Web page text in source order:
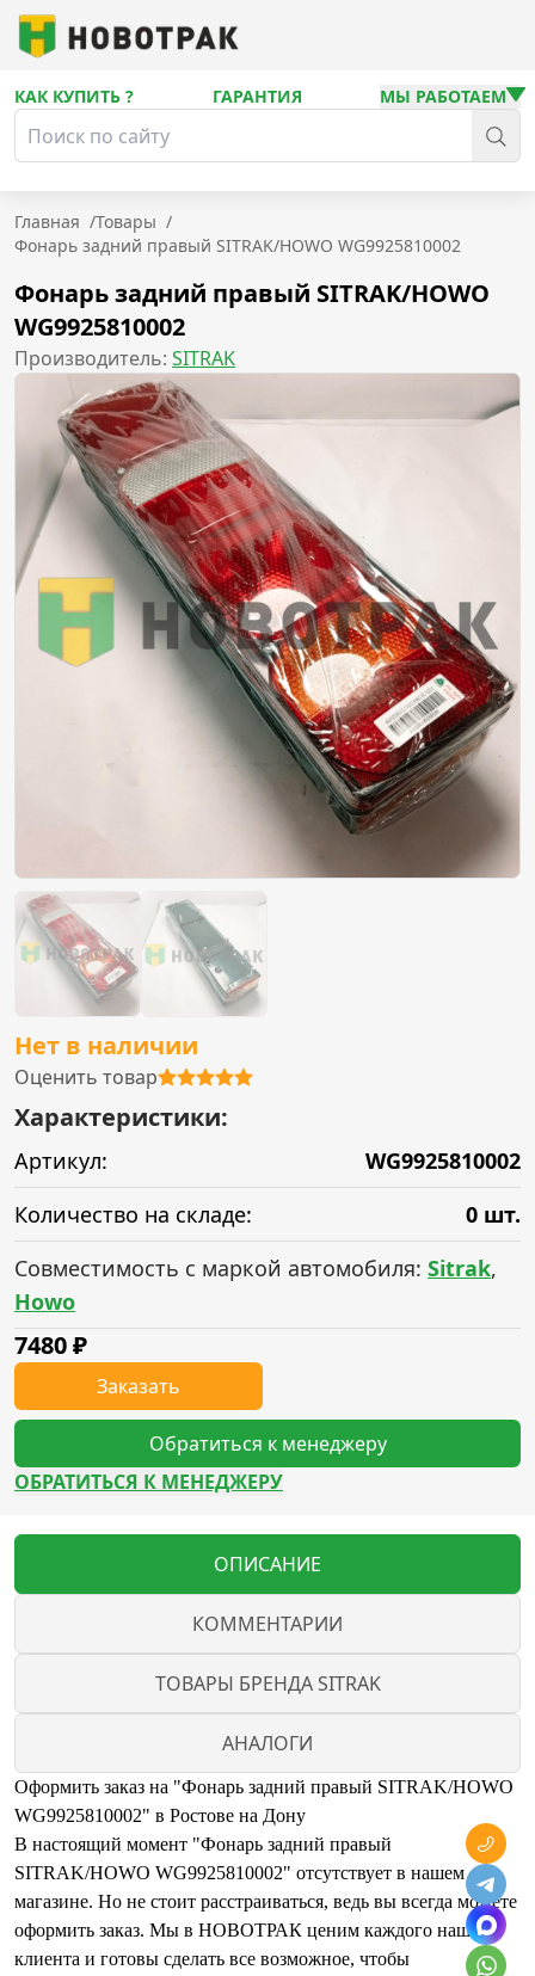
КАК КУПИТЬ ? ГАРАНТИЯ МЫ РАБОТАЕМ
Главная /Товары /
Фонарь задний правый SITRAK/HOWO WG9925810002
Фонарь задний правый SITRAK/HOWO
WG9925810002
Производитель: SITRAK
Нет в наличии
Оценить товар
Характеристики:
Артикул:
WG9925810002
Количество на складе:
0 шт.
Совместимость с маркой автомобиля: Sitrak,
Howo
7480₽
Заказать
Обратиться к менеджеру
ОБРАТИТЬСЯ К МЕНЕДЖЕРУ
ОПИСАНИЕ
КОММЕНТАРИИ
ТОВАРЫ БРЕНДА SITRAK
АНАЛОГИ
Оформить заказ на "Фонарь задний правый SITRAK/HOWO
WG9925810002" в Ростове на Дону
В настоящий момент "Фонарь задний правый
SITRAK/HOWO WG9925810002" отсутствует в нашем
магазине. Но не стоит расстраиваться, ведь вы всегда можете
оформить заказ. Мы в НОВОТРАК ценим каждого нашего
клиента и готовы сделать все возможное, чтобы